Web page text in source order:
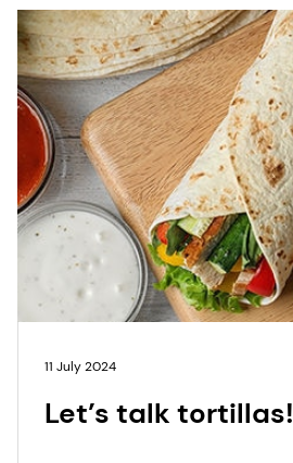
11 July 2024
Let’s talk tortillas!